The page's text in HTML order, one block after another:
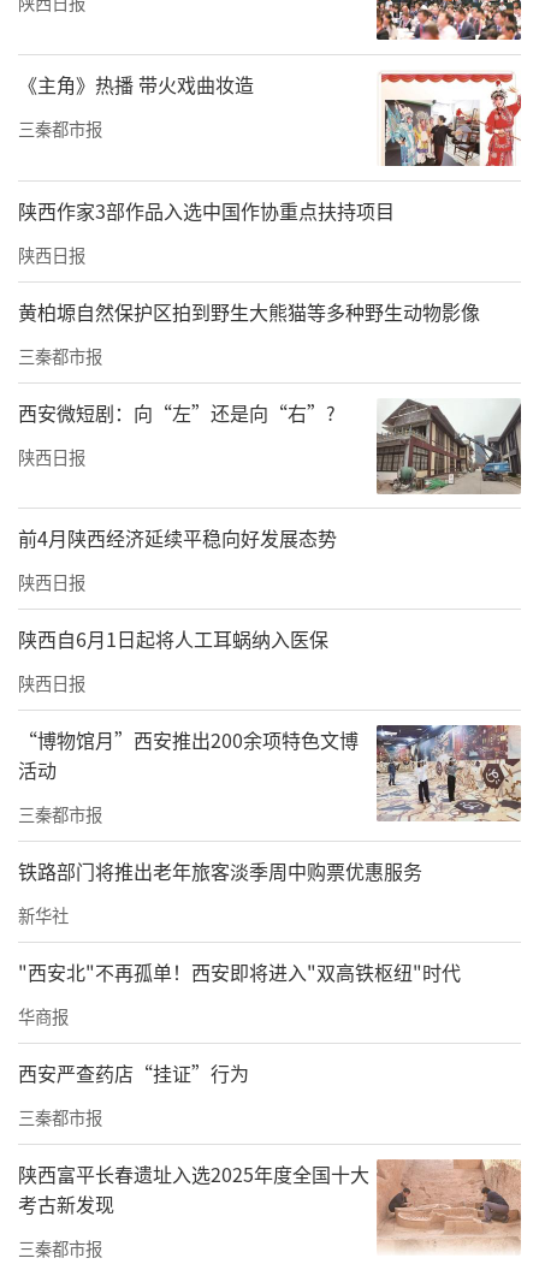
《主角》热播 带火戏曲妆造
三秦都市报
陕西作家3部作品入选中国作协重点扶持项目
陕西日报
黄柏塬自然保护区拍到野生大熊猫等多种野生动物影像
三秦都市报
西安微短剧：向“左”还是向“右”?
陕西日报
前4月陕西经济延续平稳向好发展态势
陕西日报
陕西自6月1日起将人工耳蜗纳入医保
陕西日报
“博物馆月”西安推出200余项特色文博
活动
三秦都市报
铁路部门将推出老年旅客淡季周中购票优惠服务
新华社
"西安北"不再孤单！西安即将进入"双高铁枢纽"时代
华商报
西安严查药店“挂证”行为
三秦都市报
陕西富平长春遗址入选2025年度全国十大
考古新发现
三秦都市报